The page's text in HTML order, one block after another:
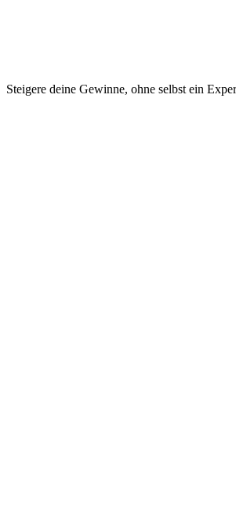
Steigere deine Gewinne, ohne selbst ein